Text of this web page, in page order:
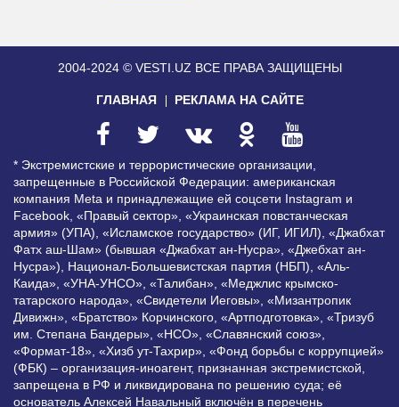
2004-2024 © VESTI.UZ ВСЕ ПРАВА ЗАЩИЩЕНЫ
ГЛАВНАЯ РЕКЛАМА НА САЙТЕ
* Экстремистские и террористические организации,
запрещенные в Российской Федерации: американская
компания Meta и принадлежащие ей соцсети Instagram и
Facebook, «Правый сектор», «Украинская повстанческая
армия» (УПА), «Исламское государство» (ИГ, ИГИЛ), «Джабхат
Фатх аш-Шам» (бывшая «Джабхат ан-Нусра», «Джебхат ан-
Нусра»), Национал-Большевистская партия (НБП), «Аль-
Каида», «УНА-УНСО», «Талибан», «Меджлис крымско-
татарского народа», «Свидетели Иеговы», «Мизантропик
Дивижн», «Братство» Корчинского, «Артподготовка», «Тризуб
им. Степана Бандеры», «НСО», «Славянский союз»,
«Формат-18», «Хизб ут-Тахрир», «Фонд борьбы с коррупцией»
(ФБК) – организация-иноагент, признанная экстремистской,
запрещена в РФ и ликвидирована по решению суда; её
основатель Алексей Навальный включён в перечень